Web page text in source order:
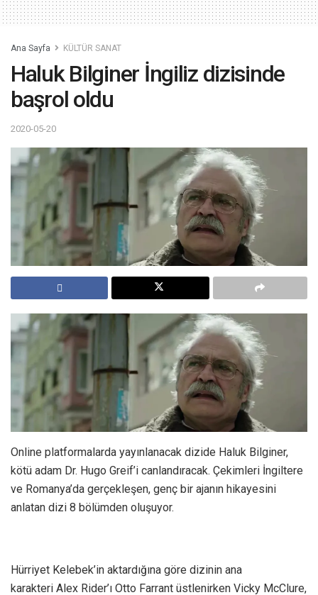
Ana Sayfa KÜLTÜR SANAT
Haluk Bilginer İngiliz dizisinde
başrol oldu
2020-05-20
Online platformalarda yayınlanacak dizide Haluk Bilginer,
kötü adam Dr. Hugo Greif’i canlandıracak. Çekimleri İngiltere
ve Romanya’da gerçekleşen, genç bir ajanın hikayesini
anlatan dizi 8 bölümden oluşuyor.
Hürriyet Kelebek’in aktardığına göre dizinin ana
karakteri Alex Rider’ı Otto Farrant üstlenirken Vicky McClure,